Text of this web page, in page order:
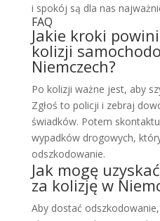
i spokój są dla nas
FAQ
Jakie kroki
kolizji
Niemczech?
Po kolizji ważne jest, aby
Zgłoś to policji i zebraj
świadków. Potem
wypadków drogowych,
odszkodowanie.
Jak mogę
za kolizję w
Aby dostać